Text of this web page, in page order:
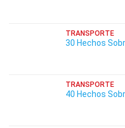
TRANSPORTE
30 Hechos
TRANSPORTE
40 Hechos